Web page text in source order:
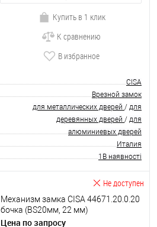
Купить в 1 клик
К сравнению
В избранное
CISA
Врезной замок
для металлических дверей / для
деревянных дверей / для
алюминиевых дверей
Италия
1В наявності
Не доступен
Механизм замка CISA 44671.20.0.20
бочка (BS20мм, 22 мм)
нержавеющая сталь
Цена по запросу